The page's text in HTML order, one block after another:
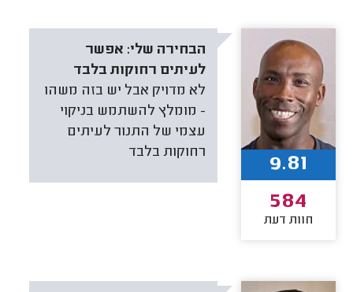
הבחירה שלי: אפשר
לעיתים רחוקות בלבד
לא מדויק אבל יש בזה משהו
- מומלץ להשתמש בניקוי
עצמי של התנור לעיתים
רחוקות בלבד
9.81
584
חוות דעת